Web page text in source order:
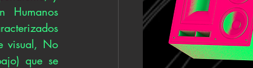
Humanos
visual, No
que se